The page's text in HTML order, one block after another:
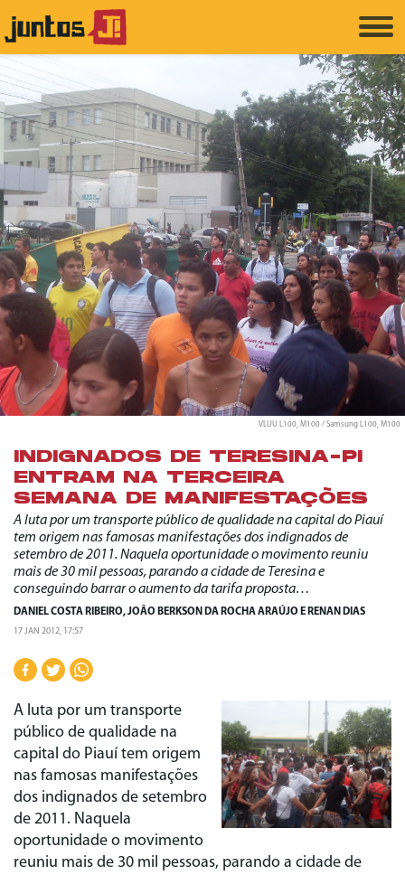
VLUU L100, M100 / Samsung L100, M100
INDIGNADOS DE TERESINA-PI
ENTRAM NA TERCEIRA
SEMANA DE MANIFESTAÇÕES
A luta por um transporte público de qualidade na capital do Piauí
tem origem nas famosas manifestações dos indignados de
setembro de 2011. Naquela oportunidade o movimento reuniu
mais de 30 mil pessoas, parando a cidade de Teresina e
conseguindo barrar o aumento da tarifa proposta…
DANIEL COSTA RIBEIRO,JOÃO BERKSON DA ROCHA ARAÚJO E RENAN DIAS
17 JAN 2012, 17:57
A luta por um transporte
público de qualidade na
capital do Piauí tem origem
nas famosas manifestações
dos indignados de setembro
de 2011. Naquela
oportunidade o movimento
reuniu mais de 30 mil pessoas, parando a cidade de